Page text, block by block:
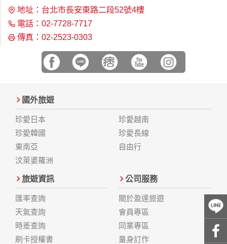
地址：台北市長安東路二段52號4樓
電話：02-7728-7717
傳真：02-2523-0303
國外旅遊
珍愛日本
珍愛韓國
東南亞
汶萊婆羅洲
珍愛越南
珍愛長線
自由行
旅遊資訊
匯率查詢
天氣查詢
時差查詢
刷卡授權書
公司服務
關於盈達旅遊
會員專區
同業專區
量身訂作